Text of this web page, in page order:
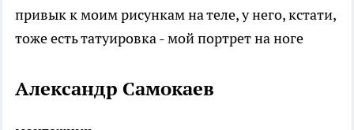
привык к моим рисункам на теле, у него, кстати,
тоже есть татуировка - мой портрет на ноге
Александр Самокаев